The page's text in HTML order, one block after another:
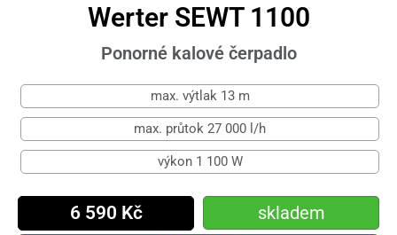
Werter SEWT 1100
Ponorné kalové čerpadlo
max. výtlak 13 m
max. průtok 27 000 l/h
výkon 1 100 W
6 590 Kč
skladem